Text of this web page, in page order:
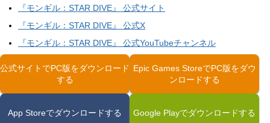
『モンギル：STAR DIVE』 公式サイト
『モンギル：STAR DIVE』 公式X
『モンギル：STAR DIVE』 公式YouTubeチャンネル
公式サイトでPC版をダウンロード
する
Epic Games StoreでPC版をダウ
App Storeでダウンロードする Google Playでダウンロードする